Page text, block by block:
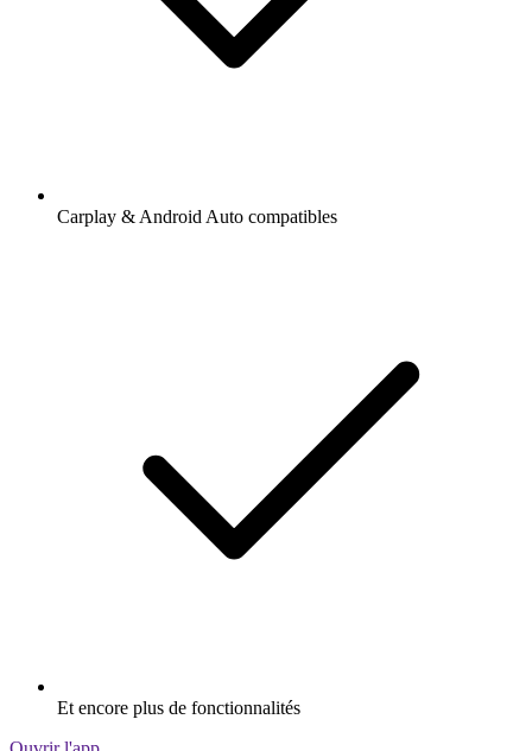
Carplay & Android Auto compatibles
Et encore plus de fonctionnalités